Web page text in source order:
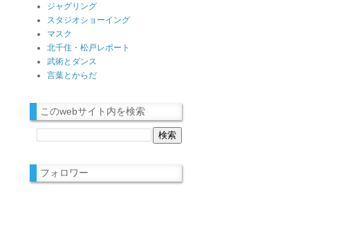
ジャグリング
スタジオショーイング
マスク
北千住・松戸レポート
武術とダンス
言葉とからだ
このwebサイト内を検索
フォロワー